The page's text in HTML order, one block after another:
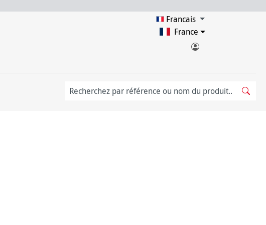
Francais
France